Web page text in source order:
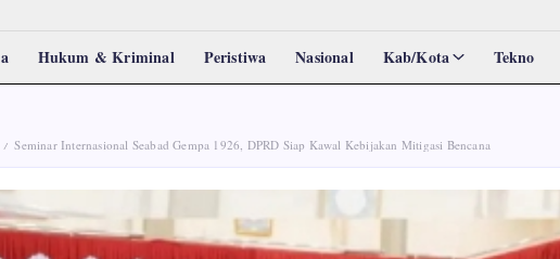
Hukum & Kriminal Peristiwa Nasional Kab/Kota Tekno
/ Seminar Internasional Seabad Gempa 1926, DPRD Siap Kawal Kebijakan Mitigasi Bencana